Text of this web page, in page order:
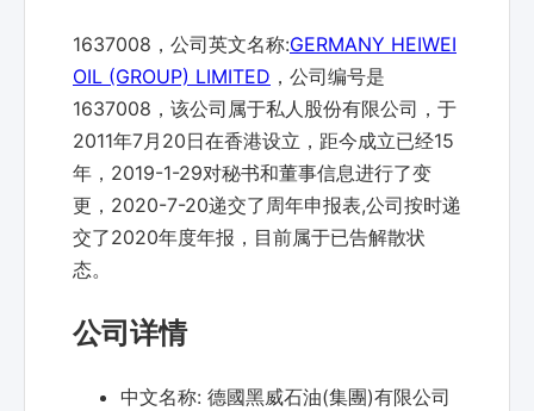
1637008，公司英文名称:GERMANY HEIWEI
OIL (GROUP) LIMITED ，公司编号是
1637008，该公司属于私人股份有限公司，于
2011年7月20日在香港设立，距今成立已经15
年，2019-1-29对秘书和董事信息进行了变
更，2020-7-20递交了周年申报表,公司按时递
交了2020年度年报，目前属于已告解散状
态。
公司详情
中文名称: 德國黑威石油(集團)有限公司